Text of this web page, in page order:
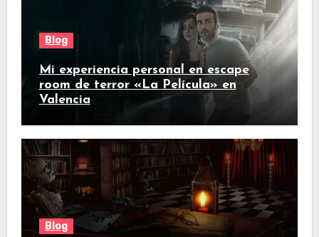
Blog
Mi experiencia personal en escape
room de terror «La Película» en
Valencia
Blog